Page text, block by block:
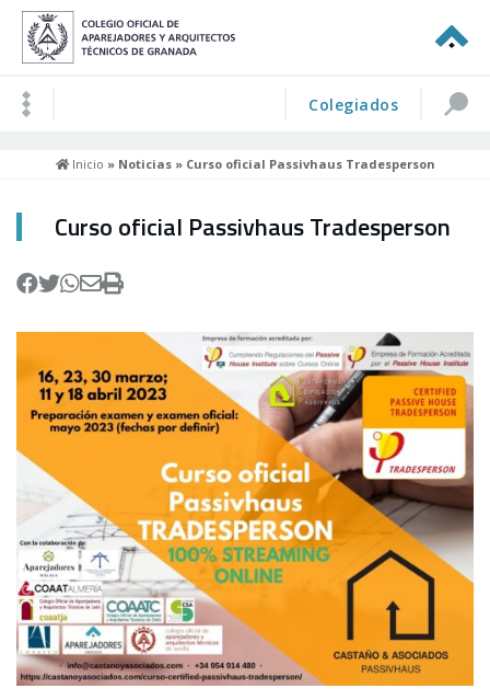
Colegiados
Inicio » Noticias» Curso oficial Passivhaus Tradesperson
Curso oficial Passivhaus Tradesperson